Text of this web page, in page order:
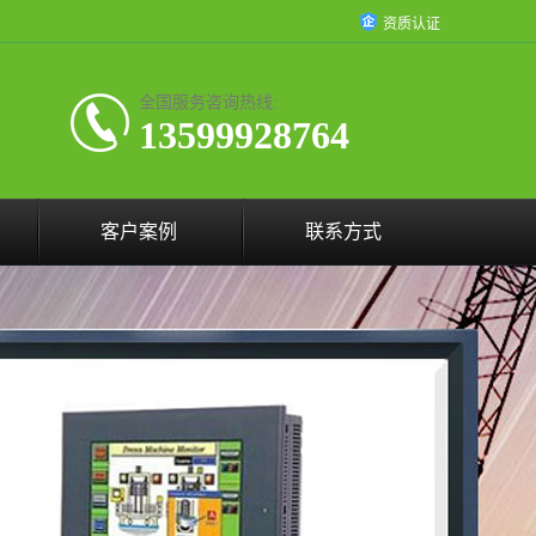
资质认证
全国服务咨询热线:
13599928764
客户案例 联系方式